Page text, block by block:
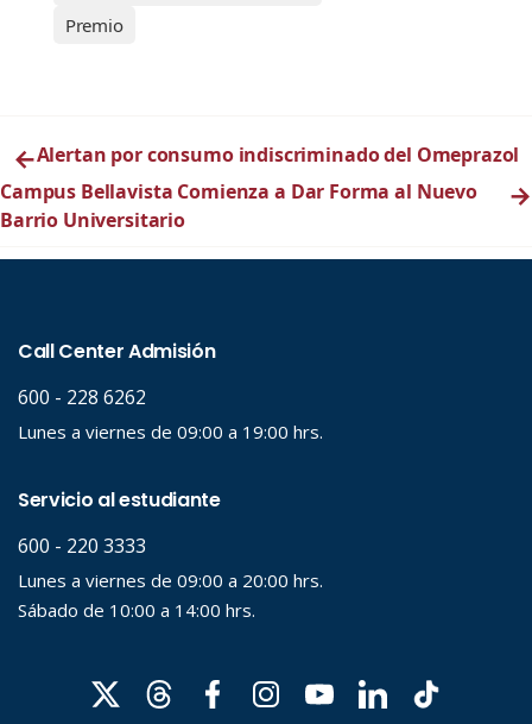
Premio
←Alertan por consumo indiscriminado del Omeprazol
Campus Bellavista Comienza a Dar Forma al Nuevo
Barrio Universitario
→